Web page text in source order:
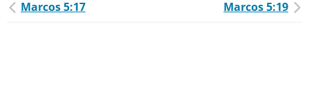
Marcos 5:17 Marcos 5:19